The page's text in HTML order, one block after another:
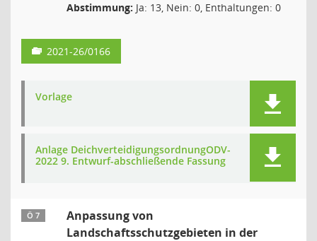
Abstimmung: Ja: 13, Nein: 0, Enthaltungen: 0
2021-26/0166
Vorlage
Anlage DeichverteidigungsordnungODV-
2022 9. Entwurf-abschließende Fassung
Ö 7
Anpassung von
Landschaftsschutzgebieten in der